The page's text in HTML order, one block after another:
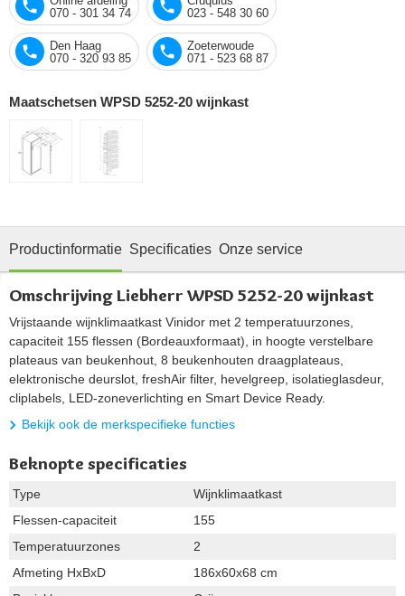
070 - 301 34 74
023 - 548 30 60
Den Haag
070 - 320 93 85
Zoeterwoude
071 - 523 68 87
Maatschetsen WPSD 5252-20 wijnkast
Productinformatie Specificaties Onze service
Omschrijving Liebherr WPSD 5252-20 wijnkast
Vrijstaande wijnklimaatkast Vinidor met 2 temperatuurzones,
capaciteit 155 flessen (Bordeauxformaat), in hoogte verstelbare
plateaus van beukenhout, 8 beukenhouten draagplateaus,
elektronische deurslot, freshAir filter, hevelgreep, isolatieglasdeur,
cliplabels, LED-zoneverlichting en Smart Device Ready.
Bekijk ook de merkspecifieke functies
Beknopte specificaties
Type
Wijnklimaatkast
Flessen-capaciteit
155
Temperatuurzones
2
Afmeting HxBxD
186x60x68 cm